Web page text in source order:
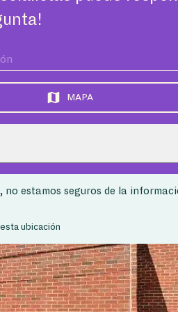
MAPA
no estamos seguros de la
ubicación